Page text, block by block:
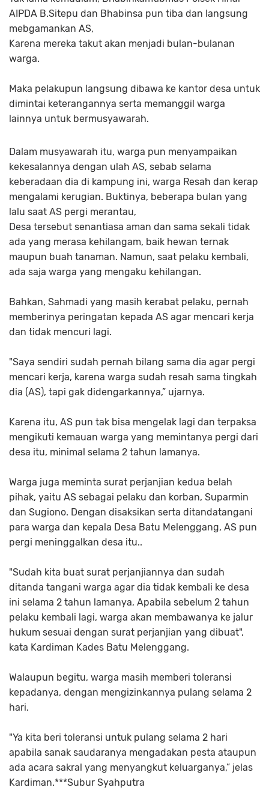
AIPDA B.Sitepu dan Bhabinsa pun tiba dan langsung
mebgamankan AS,
Karena mereka takut akan menjadi bulan-bulanan
warga.
Maka pelakupun langsung dibawa ke kantor desa untuk
dimintai keterangannya serta memanggil warga
lainnya untuk bermusyawarah.
Dalam musyawarah itu, warga pun menyampaikan
kekesalannya dengan ulah AS, sebab selama
keberadaan dia di kampung ini, warga Resah dan kerap
mengalami kerugian. Buktinya, beberapa bulan yang
lalu saat AS pergi merantau,
Desa tersebut senantiasa aman dan sama sekali tidak
ada yang merasa kehilangam, baik hewan ternak
maupun buah tanaman. Namun, saat pelaku kembali,
ada saja warga yang mengaku kehilangan.
Bahkan, Sahmadi yang masih kerabat pelaku, pernah
memberinya peringatan kepada AS agar mencari kerja
dan tidak mencuri lagi.
"Saya sendiri sudah pernah bilang sama dia agar pergi
mencari kerja, karena warga sudah resah sama tingkah
dia (AS), tapi gak didengarkannya,” ujarnya.
Karena itu, AS pun tak bisa mengelak lagi dan terpaksa
mengikuti kemauan warga yang memintanya pergi dari
desa itu, minimal selama 2 tahun lamanya.
Warga juga meminta surat perjanjian kedua belah
pihak, yaitu AS sebagai pelaku dan korban, Suparmin
dan Sugiono. Dengan disaksikan serta ditandatangani
para warga dan kepala Desa Batu Melenggang, AS pun
pergi meninggalkan desa itu..
"Sudah kita buat surat perjanjiannya dan sudah
ditanda tangani warga agar dia tidak kembali ke desa
ini selama 2 tahun lamanya, Apabila sebelum 2 tahun
pelaku kembali lagi, warga akan membawanya ke jalur
hukum sesuai dengan surat perjanjian yang dibuat",
kata Kardiman Kades Batu Melenggang.
Walaupun begitu, warga masih memberi toleransi
kepadanya, dengan mengizinkannya pulang selama 2
hari.
"Ya kita beri toleransi untuk pulang selama 2 hari
apabila sanak saudaranya mengadakan pesta ataupun
ada acara sakral yang menyangkut keluarganya,” jelas
Kardiman.***Subur Syahputra